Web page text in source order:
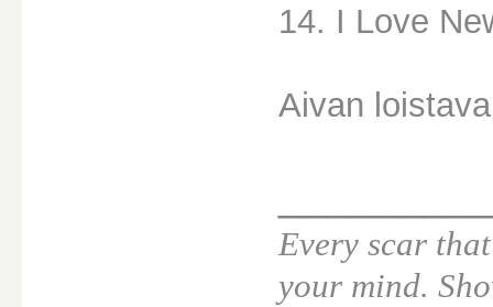
14. I Love
Aivan
Every scar
your mind.